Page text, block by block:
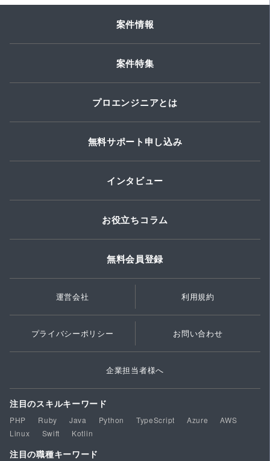
案件情報
案件特集
プロエンジニアとは
無料サポート申し込み
インタビュー
お役立ちコラム
無料会員登録
運営会社 利用規約
プライバシーポリシー お問い合わせ
企業担当者様へ
注目のスキルキーワード
PHP Ruby Java Python TypeScript Azure
AWS
Linux
Swift Kotlin
注目の職種キーワード